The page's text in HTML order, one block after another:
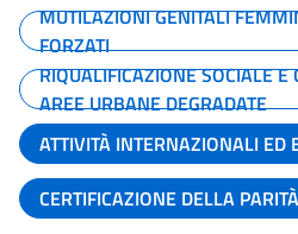
MUTILAZIONI GENITALI
FORZATI
RIQUALIFICAZIONE SOCIALE E
AREE URBANE DEGRADATE
ATTIVITÀ INTERNAZIONALI ED
CERTIFICAZIONE DELLA